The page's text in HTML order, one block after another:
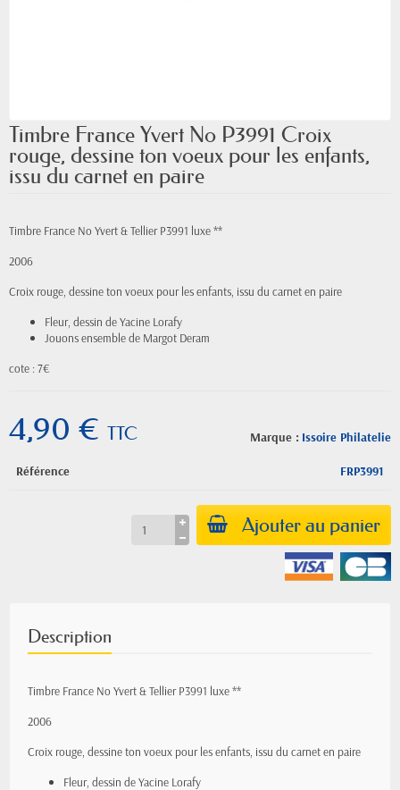
Timbre France Yvert No P3991 Croix
rouge, dessine ton voeux pour les enfants,
issu du carnet en paire
Timbre France No Yvert & Tellier P3991 luxe **
2006
Croix rouge, dessine ton voeux pour les enfants, issu du carnet en paire
Fleur, dessin de Yacine Lorafy
Jouons ensemble de Margot Deram
cote : 7€
Marque : Issoire Philatelie
4,90 € TTC
Référence FRP3991
Ajouter au panier
Description
Timbre France No Yvert & Tellier P3991 luxe **
2006
Croix rouge, dessine ton voeux pour les enfants, issu du carnet en paire
Fleur, dessin de Yacine Lorafy